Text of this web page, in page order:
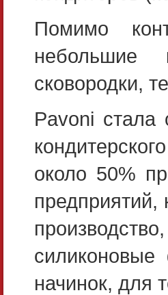
Помимо
небольшие
сковородки,
Pavoni
около 50%
предприятий,
начинок, для